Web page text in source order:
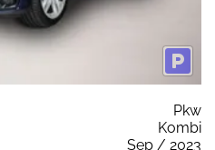
Pkw
Kombi
Sep / 2023